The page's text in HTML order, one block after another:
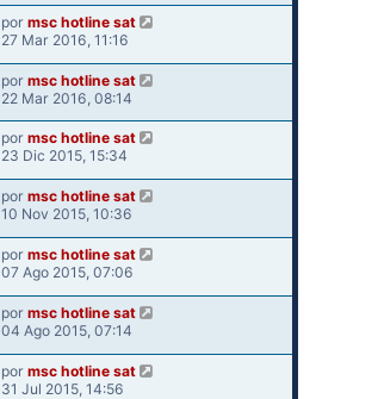
por msc hotline sat
27 Mar 2016, 11:16
por msc hotline sat
22 Mar 2016, 08:14
por msc hotline sat
23 Dic 2015, 15:34
por msc hotline sat
10 Nov 2015, 10:36
por msc hotline sat
07 Ago 2015, 07:06
por msc hotline sat
04 Ago 2015, 07:14
por msc hotline sat
31 Jul 2015, 14:56